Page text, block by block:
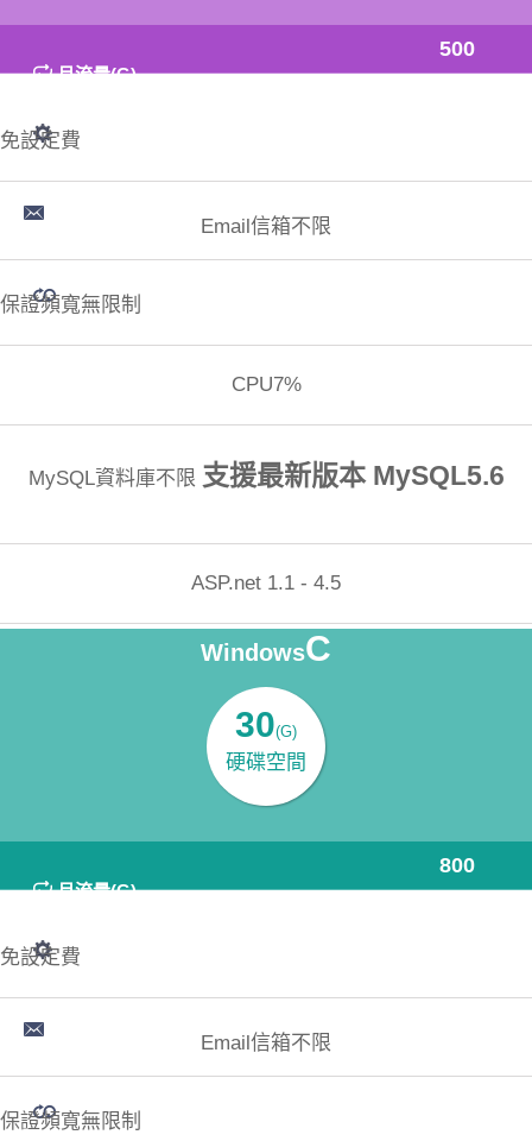
月流量(G)
500
免設定費
Email信箱不限
保證頻寬無限制
CPU7%
MySQL資料庫不限 支援最新版本 MySQL5.6
ASP.net 1.1 - 4.5
費用(年)4800
WindowsC
30(G)
硬碟空間
月流量(G)
800
免設定費
Email信箱不限
保證頻寬無限制